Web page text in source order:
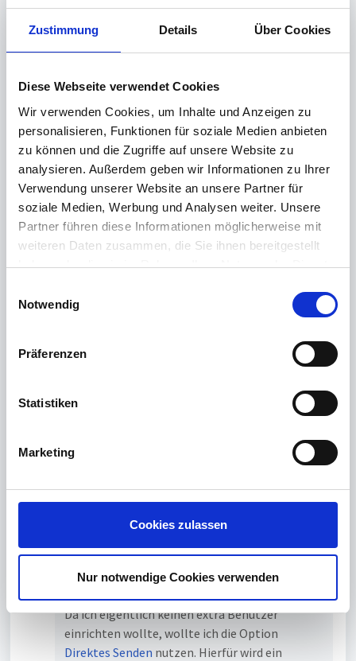
Zustimmung Details Über Cookies
Diese Webseite verwendet Cookies
Wir verwenden Cookies, um Inhalte und Anzeigen zu
personalisieren, Funktionen für soziale Medien anbieten
zu können und die Zugriffe auf unsere Website zu
analysieren. Außerdem geben wir Informationen zu Ihrer
Verwendung unserer Website an unsere Partner für
soziale Medien, Werbung und Analysen weiter. Unsere
Partner führen diese Informationen möglicherweise mit
weiteren Daten zusammen, die Sie ihnen bereitgestellt
haben oder die sie im Rahmen Ihrer Nutzung der Dienste
Weitere Informationen finden Sie in unserer
a
Notwendig
Präferenzen
Statistiken
Marketing
Cookies zulassen
Nur notwendige Cookies verwenden
Holger Frech postedover 3 years ago Admin
nein diese Methode haben wir noch nicht selbst
angewendet.
Bitte gehe die FAQ unter der ersten Antwort
von mir durch mit Deiner Konfiguration und
sende uns entsprechende Daten.
Dann können wir uns genauer darum kümmern.
Viele Grüße
Office 365 Portal angelegt und die bekannten
SMTP Zugangsdaten eingetragen
Ein) damit funktioniert das einwandfrei.
NSG (NetworkSecurityGroup) sind keine Ports
nach außen gesperrt.
Da ich eigentlich keinen extra Benutzer
einrichten wollte, wollte ich die Option
Direktes Senden nutzen. Hierfür wird ein